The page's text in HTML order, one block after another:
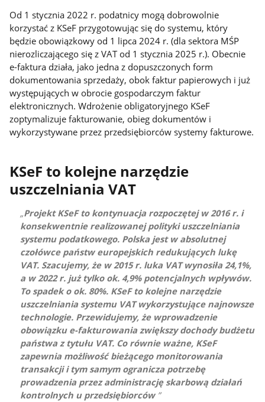
Od 1 stycznia 2022 r. podatnicy mogą dobrowolnie
korzystać z KSeF przygotowując się do systemu, który
będzie obowiązkowy od 1 lipca 2024 r. (dla sektora MŚP
nierozliczającego się z VAT od 1 stycznia 2025 r.). Obecnie
e-faktura działa, jako jedna z dopuszczonych form
dokumentowania sprzedaży, obok faktur papierowych i już
występujących w obrocie gospodarczym faktur
elektronicznych. Wdrożenie obligatoryjnego KSeF
zoptymalizuje fakturowanie, obieg dokumentów i
wykorzystywane przez przedsiębiorców systemy fakturowe.
KSeF to kolejne narzędzie
uszczelniania VAT
Projekt KSeF to kontynuacja rozpoczętej w 2016 r. i
konsekwentnie realizowanej polityki uszczelniania
systemu podatkowego. Polska jest w absolutnej
czołówce państw europejskich redukujących lukę
VAT. Szacujemy, że w 2015 r. luka VAT wynosiła 24,1%,
a w 2022 r. już tylko ok. 4,9% potencjalnych wpływów.
To spadek o ok. 80%. KSeF to kolejne narzędzie
uszczelniania systemu VAT wykorzystujące najnowsze
technologie. Przewidujemy, że wprowadzenie
obowiązku e-fakturowania zwiększy dochody budżetu
państwa z tytułu VAT. Co równie ważne, KSeF
zapewnia możliwość bieżącego monitorowania
transakcji i tym samym ogranicza potrzebę
prowadzenia przez administrację skarbową działań
kontrolnych u przedsiębiorców